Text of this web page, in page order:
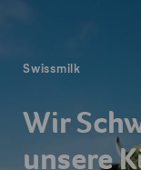
Swissmilk
Wir
unsere